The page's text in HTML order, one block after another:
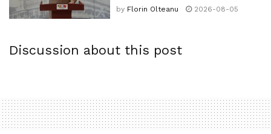
Ne așteaptă Zdruncinare, Foc și Sabie!
Ridicați-vă ochii spre Cer, și nu spre înaltele porți!
Întoarceți-vă la Hristos, Singurul Stăpân, și El va ridica din
Liberul Arbitru…
by Florin Olteanu 2026-08-05
Discussion about this post